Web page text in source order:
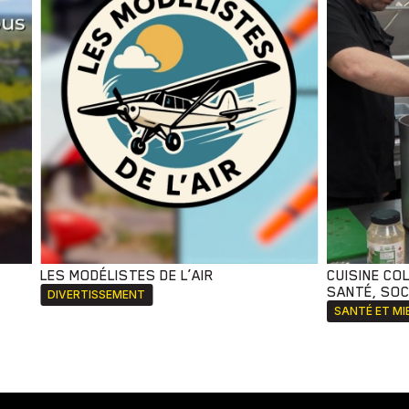
LES MODÉLISTES DE L’AIR
DIVERTISSEMENT
CUISINE
SANTÉ,
SANTÉ ET